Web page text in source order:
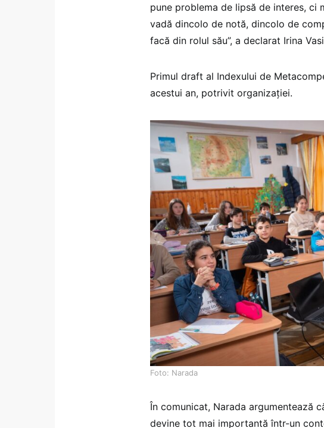
pune problema de lipsă de interes, ci
vadă dincolo de notă, dincolo de
facă din rolul său”, a declarat Irina
Primul draft al Indexului de
acestui an, potrivit organizației.
Foto: Narada
În comunicat, Narada argumentează
devine tot mai importantă într-un